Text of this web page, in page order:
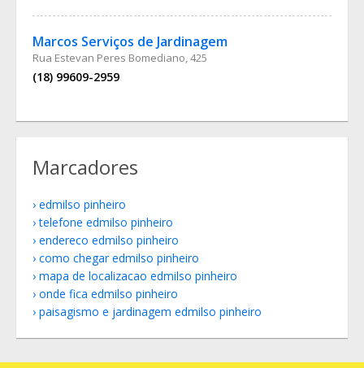
Marcos Serviços de Jardinagem
Rua Estevan Peres Bomediano, 425
(18) 99609-2959
Marcadores
edmilso pinheiro
telefone edmilso pinheiro
endereco edmilso pinheiro
como chegar edmilso pinheiro
mapa de localizacao edmilso pinheiro
onde fica edmilso pinheiro
paisagismo e jardinagem edmilso pinheiro